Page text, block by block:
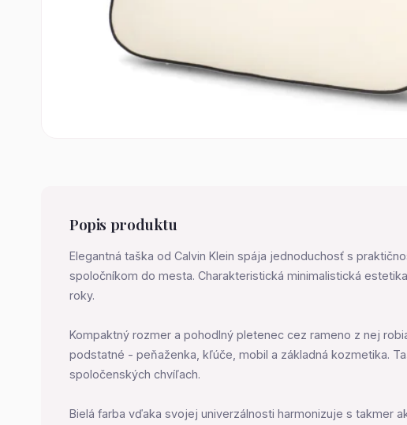
Popis produktu
Elegantná taška od Calvin Klein spája jednoduchosť s
spoločníkom do mesta. Charakteristická minimalistická
roky.
Kompaktný rozmer a pohodlný pletenec cez rameno z nej
podstatné - peňaženka, kľúče, mobil a základná kozmetika.
spoločenských chvíľach.
Bielá farba vďaka svojej univerzálnosti harmonizuje s takmer